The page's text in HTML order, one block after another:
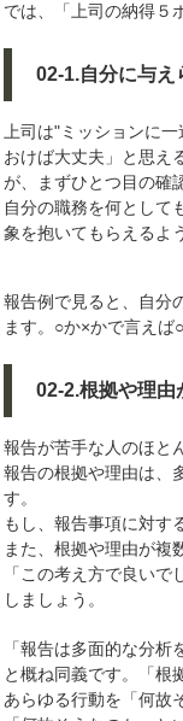
では、「上司の納得５
02-1.自分に与え
上司は"ミッションに
おけば大丈夫」と思え
が、まずひとつ目の確
自分の職務を何として
象を抱いてもらえるよ
報告例で見ると、自分
ます。○か×かで言えば○
02-2.根拠や理
報告が苦手な人のほと
報告の根拠や理由は、
す。
もし、報告事項に対す
また、根拠や理由が複
「この考え方で良い
しましょう。
「報告は多面的な分
と概ね同義です。「根
あらゆる行動を「何故